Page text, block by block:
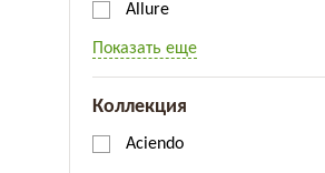
Allure
Показать еще
Коллекция
Aciendo